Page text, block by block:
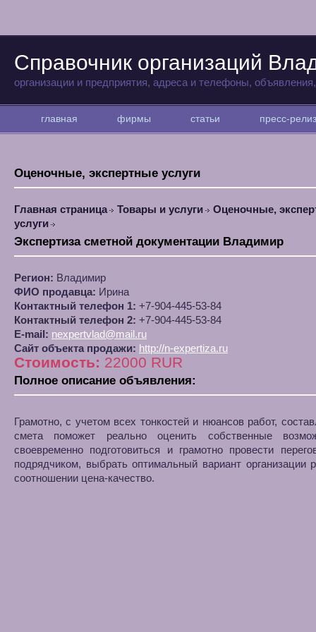
Справочник организаций
организации и предприятия, адреса и телефоны,
главная фирмы статьи пресс-
Оценочные, экспертные услуги
Главная страница Товары и услуги
Оценочные,
услуги
Экспертиза сметной документации Владимир
Регион: Владимир
ФИО продавца: Ирина
Контактный телефон 1: +7-904-445-53-84
Контактный телефон 2: +7-904-445-53-84
E-mail: nexpertvlad@mail.ru
Сайт объекта продажи: http://n-expertiza.ru
Стоимость: 22000 RUR
Полное описание объявления:
Грамотно, с учетом всех тонкостей и нюансов работ,
смета поможет реально оценить собственные
своевременно подготовиться и грамотно провести
подрядчиком, выбрать оптимальный вариант организации
соотношении цена-качество.